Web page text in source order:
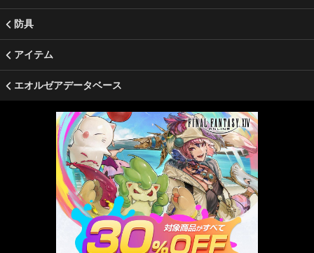
防具
アイテム
エオルゼアデータベース